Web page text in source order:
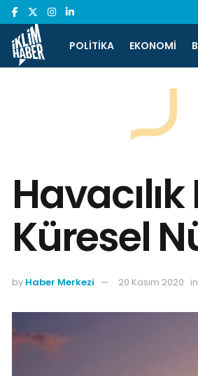
POLITIKA EKONOMI
Küresel
by Haber Merkezi 20 Kasım 2020 in